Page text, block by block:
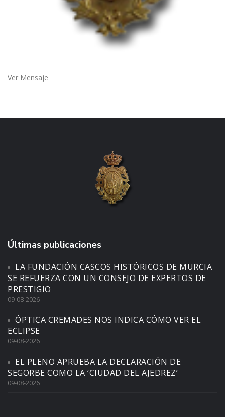
Ver Mensaje
Últimas publicaciones
LA FUNDACIÓN CASCOS HISTÓRICOS DE MURCIA
SE REFUERZA CON UN CONSEJO DE EXPERTOS DE
PRESTIGIO
09-08-2026
ÓPTICA CREMADES NOS INDICA CÓMO VER EL
ECLIPSE
09-08-2026
EL PLENO APRUEBA LA DECLARACIÓN DE
SEGORBE COMO LA ‘CIUDAD DEL AJEDREZ’
09-08-2026